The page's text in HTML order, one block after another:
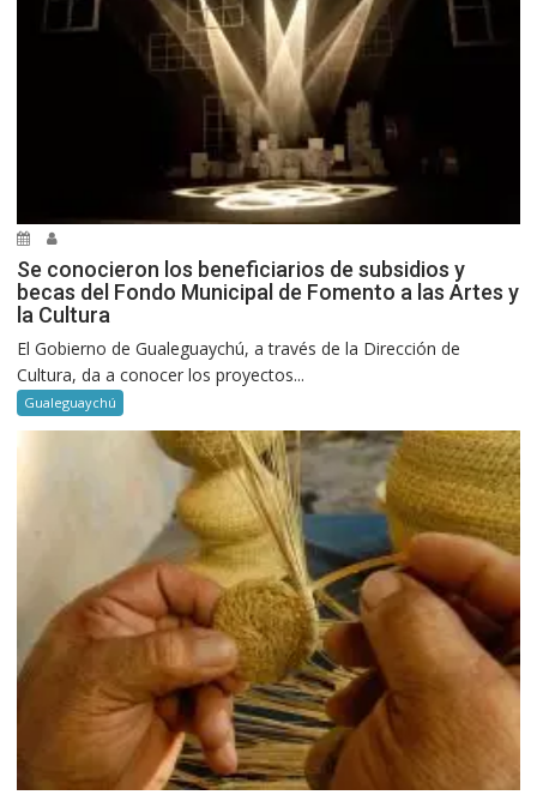
Se conocieron los beneficiarios de subsidios y
becas del Fondo Municipal de Fomento a las Artes y
la Cultura
El Gobierno de Gualeguaychú, a través de la Dirección de
Cultura, da a conocer los proyectos...
Gualeguaychú